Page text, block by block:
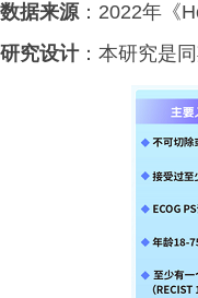
数据来源：2022年《
研究设计：本研究是